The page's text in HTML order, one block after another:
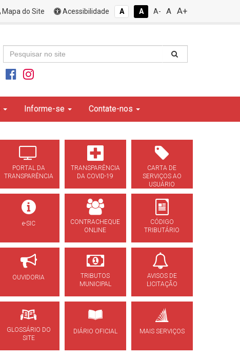
Mapa do Site Acessibilidade A A A- A A+
Informe-se Contate-nos
PORTAL DA
TRANSPARÊNCIA
TRANSPARÊNCIA
DA COVID-19
CARTA DE
SERVIÇOS AO
USUÁRIO
e-SIC
CONTRACHEQUE
ONLINE
CÓDIGO
TRIBUTÁRIO
OUVIDORIA
TRIBUTOS
MUNICIPAL
AVISOS DE
LICITAÇÃO
GLOSSÁRIO DO
SITE
DIÁRIO OFICIAL MAIS SERVIÇOS